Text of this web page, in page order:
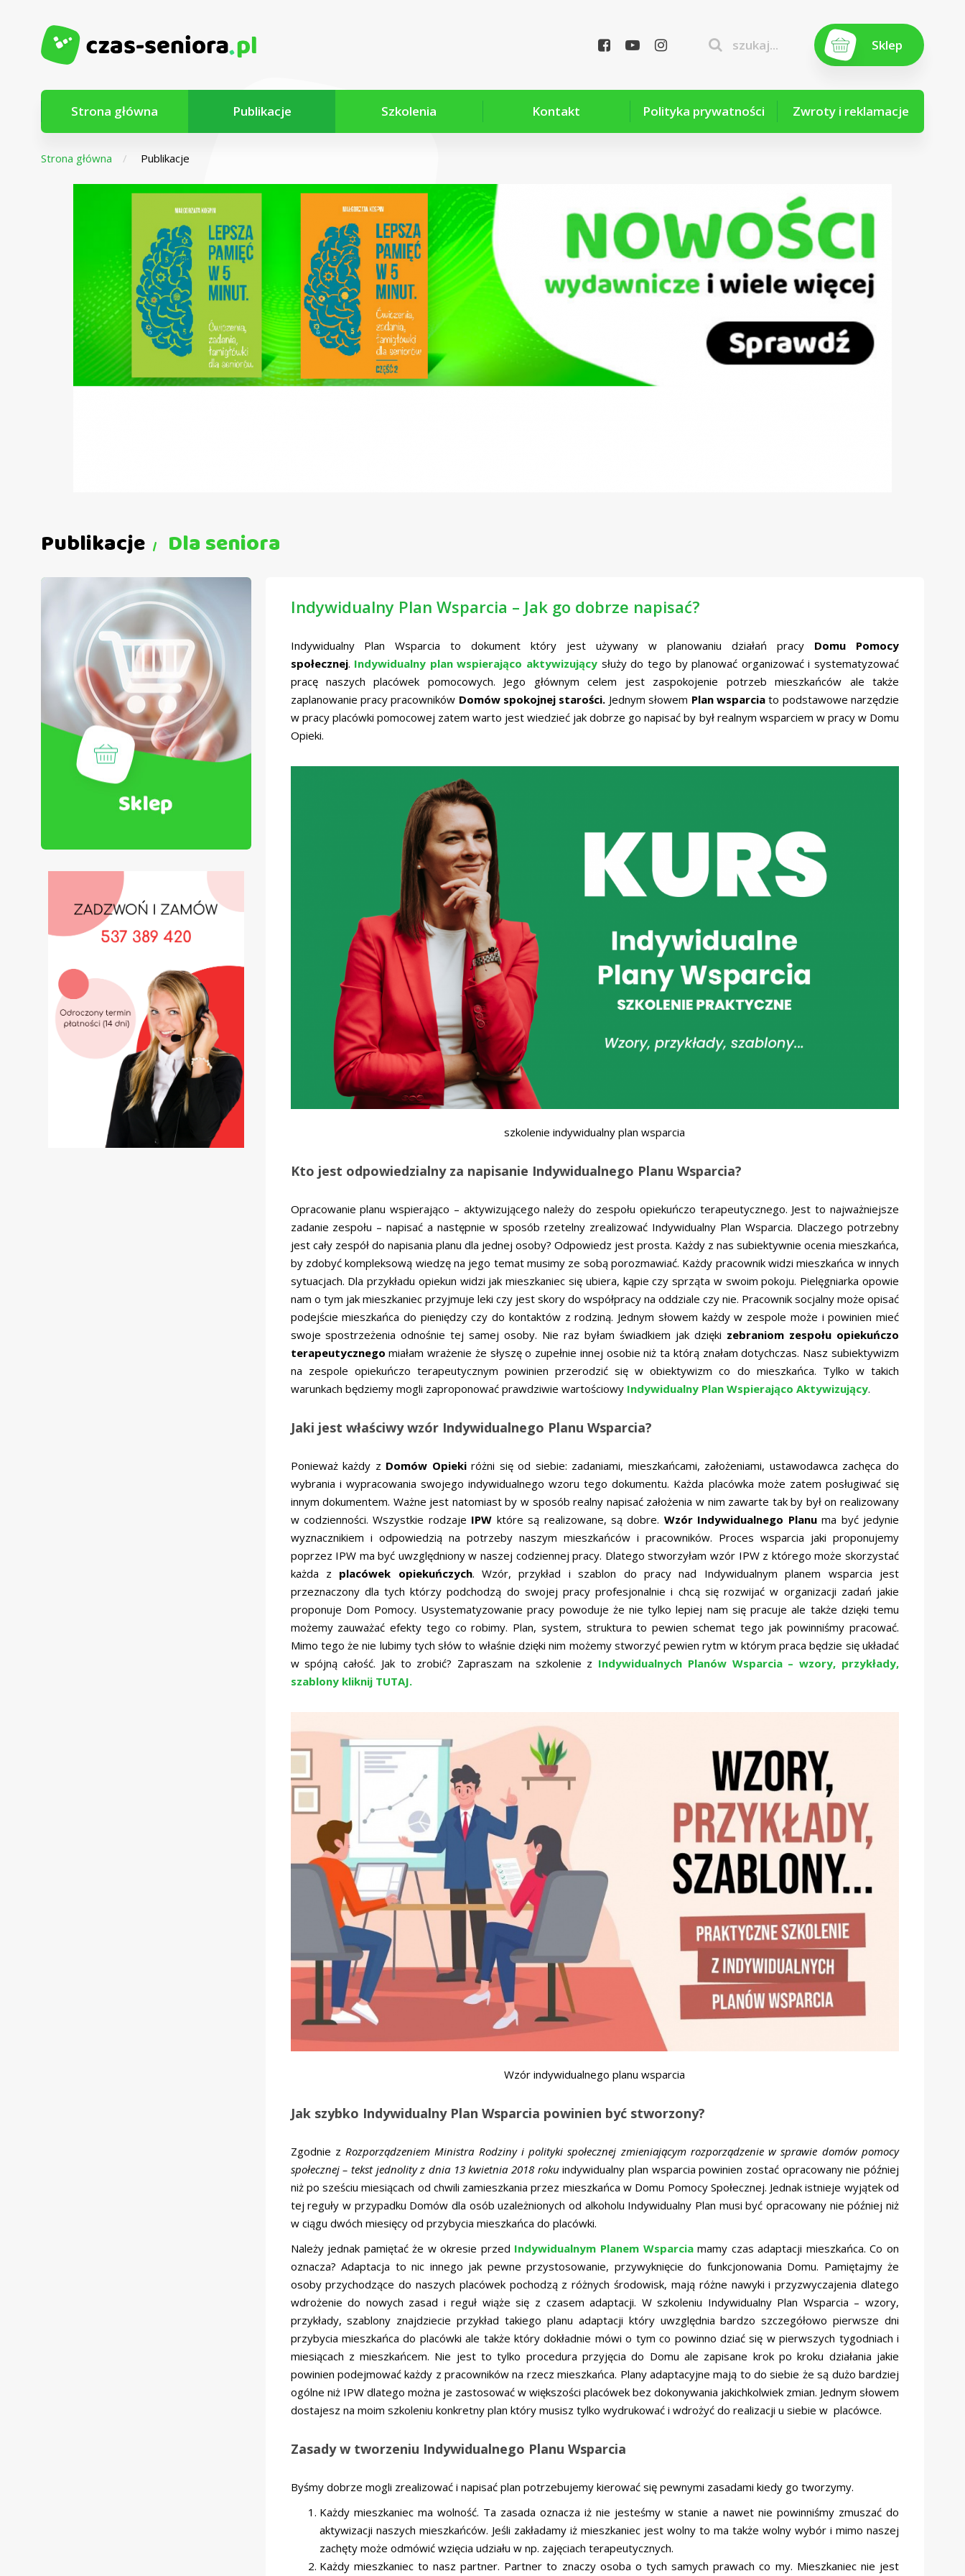
szukaj... Sklep
Strona główna Publikacje Szkolenia Kontakt Polityka prywatności Zwroty i reklamacje
Z myślą oseniorach
Strona główna Publikacje
Publikacje Dla seniora
Indywidualny Plan Wsparcia – Jak go dobrze napisać?
Indywidualny Plan Wsparcia to dokument który jest używany w planowaniu działań pracy Domu Pomocy
społecznej. Indywidualny plan wspierająco aktywizujący służy do tego by planować organizować i systematyzować
pracę naszych placówek pomocowych. Jego głównym celem jest zaspokojenie potrzeb mieszkańców ale także
zaplanowanie pracy pracowników Domów spokojnej starości. Jednym słowem Plan wsparciato podstawowe narzędzie
w pracy placówki pomocowej zatem warto jest wiedzieć jak dobrze go napisać by był realnym wsparciem w pracy w Domu
Opieki.
szkolenie indywidualny plan wsparcia
Kto jest odpowiedzialny za napisanie Indywidualnego Planu Wsparcia?
Opracowanie planu wspierająco – aktywizującego należy do zespołu opiekuńczo terapeutycznego. Jest to najważniejsze
zadanie zespołu – napisać a następnie w sposób rzetelny zrealizować Indywidualny Plan Wsparcia. Dlaczego potrzebny
jest cały zespół do napisania planu dla jednej osoby? Odpowiedz jest prosta. Każdy z nas subiektywnie ocenia mieszkańca,
by zdobyć kompleksową wiedzę na jego temat musimy ze sobą porozmawiać. Każdy pracownik widzi mieszkańca w innych
sytuacjach. Dla przykładu opiekun widzi jak mieszkaniec się ubiera, kąpie czy sprząta w swoim pokoju. Pielęgniarka opowie
nam o tym jak mieszkaniec przyjmuje leki czy jest skory do współpracy na oddziale czy nie. Pracownik socjalny może opisać
podejście mieszkańca do pieniędzy czy do kontaktów z rodziną. Jednym słowem każdy w zespole może i powinien mieć
swoje spostrzeżenia odnośnie tej samej osoby. Nie raz byłam świadkiem jak dzięki zebraniom zespołu opiekuńczo
terapeutycznego miałam wrażenie że słyszę o zupełnie innej osobie niż ta którą znałam dotychczas. Nasz subiektywizm
na zespole opiekuńczo terapeutycznym powinien przerodzić się w obiektywizm co do mieszkańca. Tylko w takich
warunkach będziemy mogli zaproponować prawdziwie wartościowy Indywidualny Plan Wspierająco Aktywizujący.
Jaki jest właściwy wzór Indywidualnego Planu Wsparcia?
Ponieważ każdy z Domów Opiekiróżni się od siebie: zadaniami, mieszkańcami, założeniami, ustawodawca zachęca do
wybrania i wypracowania swojego indywidualnego wzoru tego dokumentu. Każda placówka może zatem posługiwać się
innym dokumentem. Ważne jest natomiast by w sposób realny napisać założenia w nim zawarte tak by był on realizowany
w codzienności. Wszystkie rodzaje IPW które są realizowane, są dobre. Wzór Indywidualnego Planuma być jedynie
wyznacznikiem i odpowiedzią na potrzeby naszym mieszkańców i pracowników. Proces wsparcia jaki proponujemy
poprzez IPW ma być uwzględniony w naszej codziennej pracy. Dlatego stworzyłam wzór IPW z którego może skorzystać
każda z placówek opiekuńczych. Wzór, przykład i szablon do pracy nad Indywidualnym planem wsparcia jest
przeznaczony dla tych którzy podchodzą do swojej pracy profesjonalnie i chcą się rozwijać w organizacji zadań jakie
proponuje Dom Pomocy. Usystematyzowanie pracy powoduje że nie tylko lepiej nam się pracuje ale także dzięki temu
możemy zauważać efekty tego co robimy. Plan, system, struktura to pewien schemat tego jak powinniśmy pracować.
Mimo tego że nie lubimy tych słów to właśnie dzięki nim możemy stworzyć pewien rytm w którym praca będzie się układać
w spójną całość. Jak to zrobić? Zapraszam na szkolenie z Indywidualnych Planów Wsparcia – wzory, przykłady,
szablony kliknij TUTAJ.
Wzór indywidualnego planu wsparcia
Jak szybko Indywidualny Plan Wsparcia powinien być stworzony?
Zgodnie zRozporządzeniem Ministra Rodziny i polityki społecznej zmieniającym rozporządzenie w sprawie domów pomocy
społecznej – tekst jednolity z dnia 13 kwietnia 2018 roku indywidualny plan wsparcia powinien zostać opracowany nie później
niż po sześciu miesiącach od chwili zamieszkania przez mieszkańca w Domu Pomocy Społecznej. Jednak istnieje wyjątek od
tej reguły w przypadku Domów dla osób uzależnionych od alkoholu Indywidualny Plan musi być opracowany nie później niż
w ciągu dwóch miesięcy od przybycia mieszkańca do placówki.
Należy jednak pamiętać że w okresie przed Indywidualnym Planem Wsparcia mamy czas adaptacji mieszkańca. Co on
oznacza? Adaptacja to nic innego jak pewne przystosowanie, przywyknięcie do funkcjonowania Domu. Pamiętajmy że
osoby przychodzące do naszych placówek pochodzą z różnych środowisk, mają różne nawyki i przyzwyczajenia dlatego
wdrożenie do nowych zasad i reguł wiąże się z czasem adaptacji. W szkoleniu Indywidualny Plan Wsparcia – wzory,
przykłady, szablony znajdziecie przykład takiego planu adaptacji który uwzględnia bardzo szczegółowo pierwsze dni
przybycia mieszkańca do placówki ale także który dokładnie mówi o tym co powinno dziać się w pierwszych tygodniach i
miesiącach z mieszkańcem. Nie jest to tylko procedura przyjęcia do Domu ale zapisane krok po kroku działania jakie
powinien podejmować każdy z pracowników na rzecz mieszkańca. Plany adaptacyjne mają to do siebie że są dużo bardziej
ogólne niż IPW dlatego można je zastosować w większości placówek bez dokonywania jakichkolwiek zmian. Jednym słowem
dostajesz na moim szkoleniu konkretny plan który musisz tylko wydrukować i wdrożyć do realizacji u siebie w placówce.
Zasady w tworzeniu Indywidualnego Planu Wsparcia
Byśmy dobrze mogli zrealizować i napisać plan potrzebujemy kierować się pewnymi zasadami kiedy go tworzymy.
Każdy mieszkaniec ma wolność. Ta zasada oznacza iż nie jesteśmy w stanie a nawet nie powinniśmy zmuszać do
aktywizacji naszych mieszkańców. Jeśli zakładamy iż mieszkaniec jest wolny to ma także wolny wybór i mimo naszej
zachęty może odmówić wzięcia udziału w np. zajęciach terapeutycznych.
Każdy mieszkaniec to nasz partner. Partner to znaczy osoba o tych samych prawach co my. Mieszkaniec nie jest